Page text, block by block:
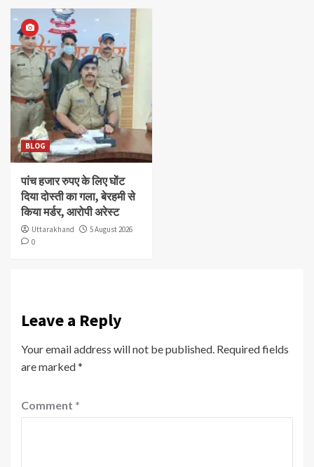
BLOG
पांच हजार रुपए के लिए घोंट
दिया दोस्ती का गला, बेरहमी से
किया मर्डर, आरोपी अरेस्ट
Uttarakhand
5 August 2026
0
Leave a Reply
Your email address will not be published. Required fields
are marked*
Comment *